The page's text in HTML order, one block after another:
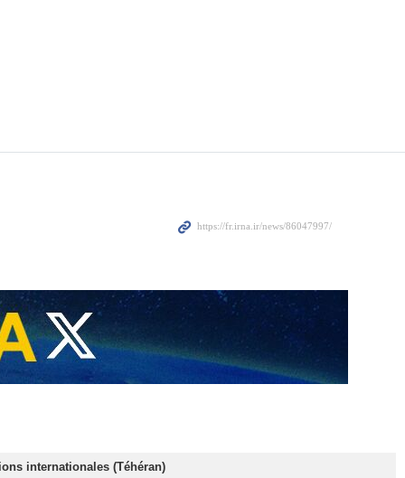
internationales (Téhéran)